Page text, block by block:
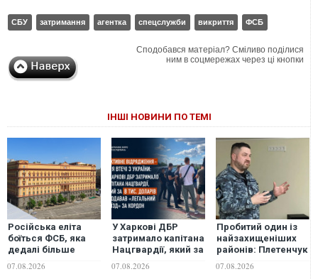
СБУ затримання агентка спецслужби викриття ФСБ
Сподобався матеріал? Сміливо поділися
ним в соцмережах через ці кнопки
ІНШІ НОВИНИ ПО ТЕМІ
Російська еліта
боїться ФСБ, яка
дедалі більше
виходить з-під
контролю, -
07.08.2026
У Харкові ДБР
затримало капітана
Нацгвардії, який за
8 тис. доларів
продавав
07.08.2026
Пробитий один із
найзахищеніших
районів: Плетенчук
прокоментував
удар по кораблях
07.08.2026